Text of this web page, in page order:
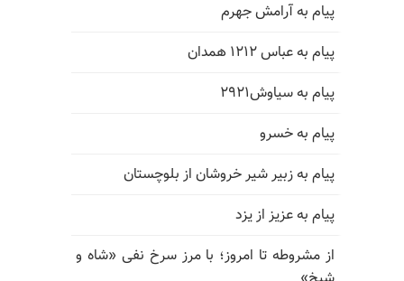
پیام به آرامش جهرم
پیام به عباس ۱۲۱۲ همدان
پیام به سیاوش۲۹۲۱
پیام به خسرو
پیام به زبیر شیر خروشان از بلوچستان
پیام به عزیز از یزد
از مشروطه تا امروز؛ با مرز سرخ نفی «شاه و